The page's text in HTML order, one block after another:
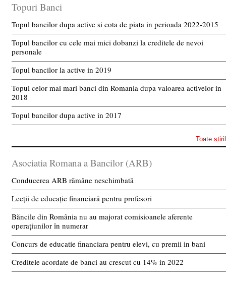
Topuri Banci
Topul bancilor dupa active si cota de piata in perioada 2022-2015
Topul bancilor cu cele mai mici dobanzi la creditele de nevoi
personale
Topul bancilor la active in 2019
Topul celor mai mari banci din Romania dupa valoarea activelor in
2018
Topul bancilor dupa active in 2017
Toate
Asociatia Romana a Bancilor (ARB)
Conducerea ARB rămâne neschimbată
Lecții de educație financiară pentru profesori
Băncile din România nu au majorat comisioanele aferente
operațiunilor în numerar
Concurs de educatie financiara pentru elevi, cu premii in bani
Creditele acordate de banci au crescut cu 14% in 2022